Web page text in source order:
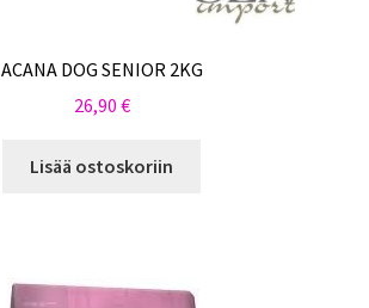
ACANA DOG SENIOR 2KG
26,90 €
Lisää ostoskoriin